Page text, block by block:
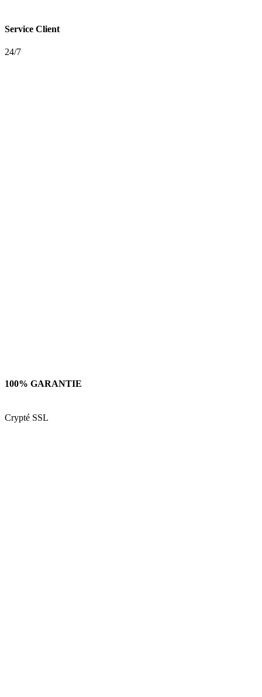
Service Client
24/7
100% GARANTIE
Crypté SSL